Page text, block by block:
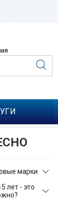
марки
лет - это